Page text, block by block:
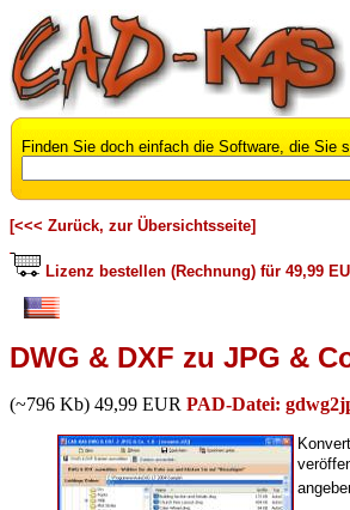
Finden Sie doch einfach die Software, die Sie
[<<< Zurück, zur Übersichtsseite]
Lizenz bestellen (Rechnung) für 49,99
DWG & DXF zu JPG &
(~796 Kb) 49,99 EUR PAD-Datei: